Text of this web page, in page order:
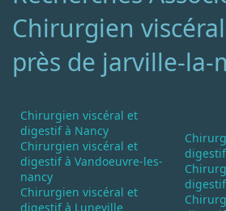
Chirurgien
près de jarville-la-
Chirurgien viscéral et
digestif à Nancy
Chirurgien viscéral et
digestif à Vandoeuvre-les-
nancy
Chirurgien viscéral et
digestif à Luneville